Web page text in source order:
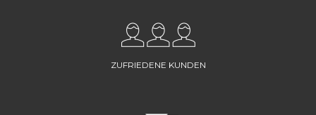
ZUFRIEDENE KUNDEN